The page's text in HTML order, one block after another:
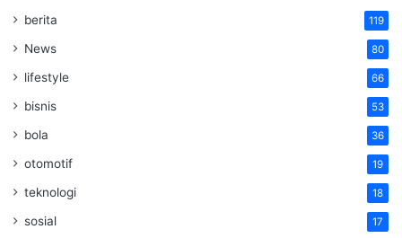
berita 119
News 80
lifestyle 66
bisnis 53
bola 36
otomotif 19
teknologi 18
sosial 17